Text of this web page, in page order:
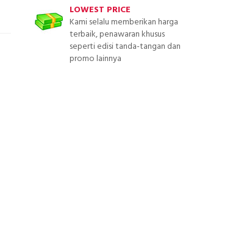
LOWEST PRICE
Kami selalu memberikan harga
terbaik, penawaran khusus
seperti edisi tanda-tangan dan
promo lainnya